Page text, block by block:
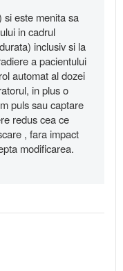
si este menita sa
in cadrul
inclusiv si la
a pacientului
automat al dozei
in plus o
puls sau captare
redus cea ce
, fara impact
modificarea.